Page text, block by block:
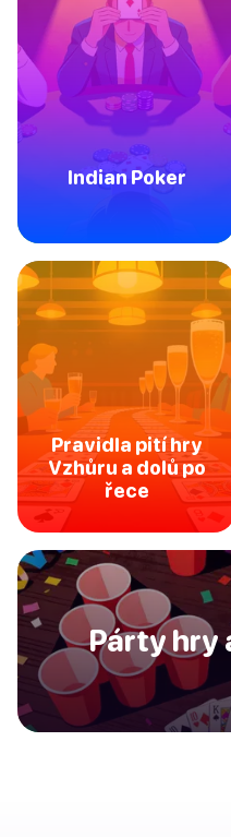
Indian Poker
Pravidla pití hry
Vzhůru a dolů po
řece
Párty hry